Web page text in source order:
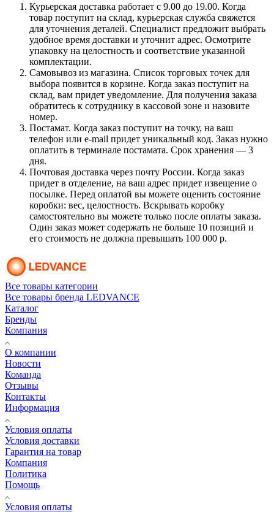
Курьерская доставка работает с 9.00 до 19.00. Когда
товар поступит на склад, курьерская служба свяжется
для уточнения деталей. Специалист предложит выбрать
удобное время доставки и уточнит адрес. Осмотрите
упаковку на целостность и соответствие указанной
комплектации.
Самовывоз из магазина. Список торговых точек для
выбора появится в корзине. Когда заказ поступит на
склад, вам придет уведомление. Для получения заказа
обратитесь к сотруднику в кассовой зоне и назовите
номер.
Постамат. Когда заказ поступит на точку, на ваш
телефон или e-mail придет уникальный код. Заказ нужно
оплатить в терминале постамата. Срок хранения — 3
дня.
Почтовая доставка через почту России. Когда заказ
придет в отделение, на ваш адрес придет извещение о
посылке. Перед оплатой вы можете оценить состояние
коробки: вес, целостность. Вскрывать коробку
самостоятельно вы можете только после оплаты заказа.
Один заказ может содержать не больше 10 позиций и
его стоимость не должна превышать 100 000 р.
Все товары категории
Все товары бренда LEDVANCE
Каталог
Бренды
Компания
О компании
Новости
Команда
Отзывы
Контакты
Информация
Условия оплаты
Условия доставки
Гарантия на товар
Компания
Политика
Помощь
Условия оплаты